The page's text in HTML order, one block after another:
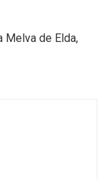
Melva de Elda,